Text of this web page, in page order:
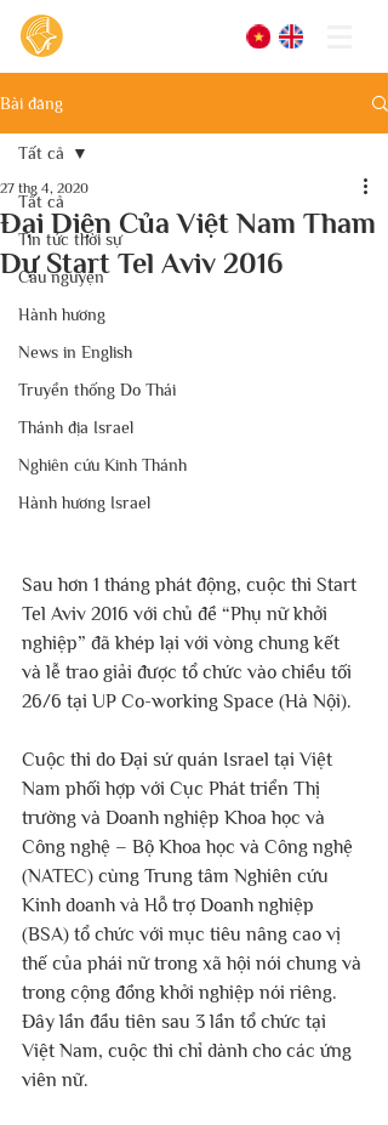
Bài đăng
Tất cả
Tin tức thời sự
Cầu nguyện
Hành hương
News in English
Truyền thống Do Thái
Thánh địa Israel
Nghiên cứu Kinh Thánh
Hành hương Israel
Tất cả
Đại Diện Của Việt Nam Tham
Dự Start Tel Aviv 2016
27 thg 4, 2020
Sau hơn 1 tháng phát động, cuộc thi Start
Tel Aviv 2016 với chủ đề “Phụ nữ khởi
nghiệp” đã khép lại với vòng chung kết
và lễ trao giải được tổ chức vào chiều tối
26/6 tại UP Co-working Space (Hà Nội).
Cuộc thi do Đại sứ quán Israel tại Việt
Nam phối hợp với Cục Phát triển Thị
trường và Doanh nghiệp Khoa học và
Công nghệ – Bộ Khoa học và Công nghệ
(NATEC) cùng Trung tâm Nghiên cứu
Kinh doanh và Hỗ trợ Doanh nghiệp
(BSA) tổ chức với mục tiêu nâng cao vị
thế của phái nữ trong xã hội nói chung và
trong cộng đồng khởi nghiệp nói riêng.
Đây lần đầu tiên sau 3 lần tổ chức tại
Việt Nam, cuộc thi chỉ dành cho các ứng
viên nữ.